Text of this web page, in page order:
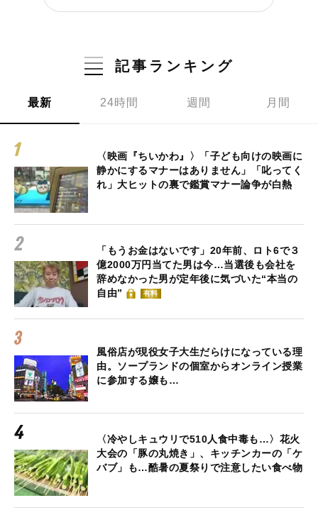
記事ランキング
最新 24時間 週間 月間
〈映画『ちいかわ』〉「子ども向けの映画に
静かにするマナーはありません」「叱ってく
れ」大ヒットの裏で鑑賞マナー論争が白熱
「もうお金はないです」20年前、ロト6で３
億2000万円当てた男は今…当選後も会社を
辞めなかった男が定年後に気づいた“本当の
自由”
有料
風俗店が現役女子大生だらけになっている理
由。ソープランドの個室からオンライン授業
に参加する嬢も…
〈冷やしキュウリで510人食中毒も…〉花火
大会の「豚の丸焼き」、キッチンカーの「ケ
バブ」も…酷暑の夏祭りで注意したい食べ物